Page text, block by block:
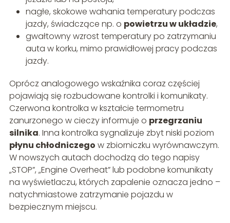
nagłe, skokowe wahania temperatury podczas
jazdy, świadczące np. o powietrzu w układzie,
gwałtowny wzrost temperatury po zatrzymaniu
auta w korku, mimo prawidłowej pracy podczas
jazdy.
Oprócz analogowego wskaźnika coraz częściej
pojawiają się rozbudowane kontrolki i komunikaty.
Czerwona kontrolka w kształcie termometru
zanurzonego w cieczy informuje o przegrzaniu
silnika. Inna kontrolka sygnalizuje zbyt niski poziom
płynu chłodniczego w zbiorniczku wyrównawczym.
W nowszych autach dochodzą do tego napisy
„STOP”, „Engine Overheat” lub podobne komunikaty
na wyświetlaczu, których zapalenie oznacza jedno –
natychmiastowe zatrzymanie pojazdu w
bezpiecznym miejscu.